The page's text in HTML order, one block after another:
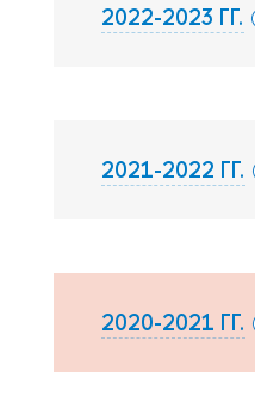
2022-2023 ГГ.
2021-2022 ГГ.
2020-2021 ГГ.